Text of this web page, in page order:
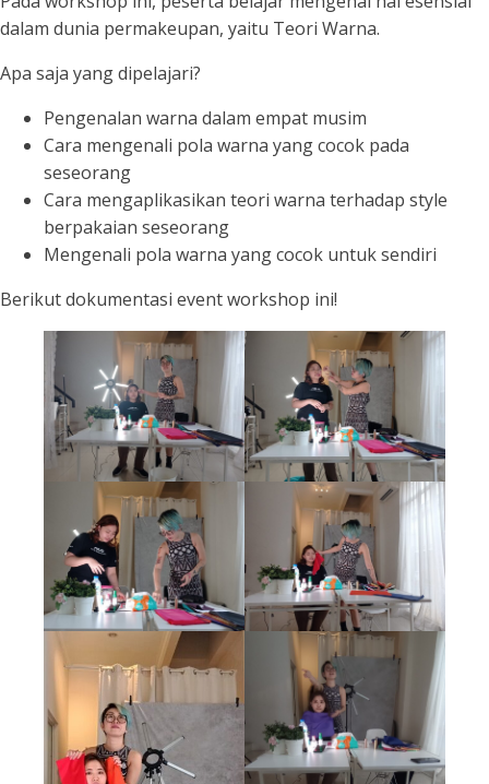
dalam dunia permakeupan, yaitu Teori Warna.
Apa saja yang dipelajari?
Pengenalan warna dalam empat musim
Cara mengenali pola warna yang cocok pada
seseorang
Cara mengaplikasikan teori warna terhadap style
berpakaian seseorang
Mengenali pola warna yang cocok untuk sendiri
Berikut dokumentasi event workshop ini!